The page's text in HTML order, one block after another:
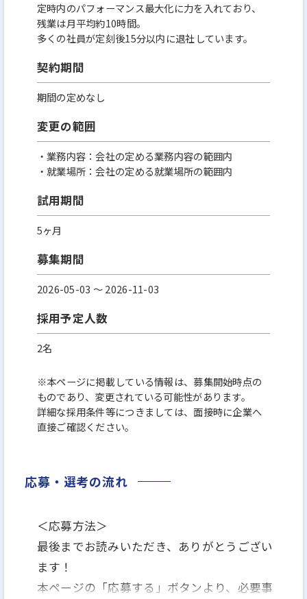
定時内のパフォーマンス最大化に力を入れており、
残業は月平均約10時間。
多くの社員が定刻後15分以内に退社しています。
契約期間
期間の定めなし
変更の範囲
・業務内容：会社の定める業務内容の範囲内
・就業場所：会社の定める就業場所の範囲内
試用期間
5ヶ月
募集期間
2026-05-03 〜 2026-11-03
採用予定人数
2名
※本ページに掲載している情報は、募集開始時点の
ものであり、変更されている可能性があります。
詳細な採用条件等につきましては、面接時に企業へ
直接ご確認ください。
応募・選考の流れ
＜応募方法＞
最後までお読みいただき、ありがとうござい
ます！
本ページの「応募する」ボタンより、必要事